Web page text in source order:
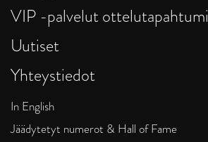
VIP -palvelut
Uutiset
Yhteystiedot
In English
Jäädytetyt numerot & Hall of Fame